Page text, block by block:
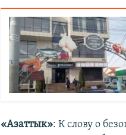
«Азаттык»: К слову о